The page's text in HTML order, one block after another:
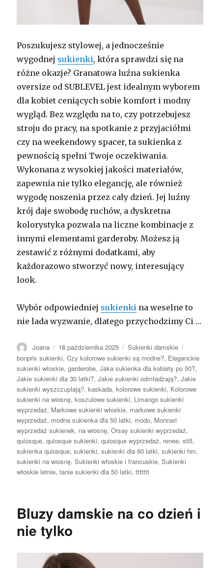
Poszukujesz stylowej, a jednocześnie
wygodnej sukienki, która sprawdzi się na
różne okazje? Granatowa luźna sukienka
oversize od SUBLEVEL jest idealnym wyborem
dla kobiet ceniących sobie komfort i modny
wygląd. Bez względu na to, czy potrzebujesz
stroju do pracy, na spotkanie z przyjaciółmi
czy na weekendowy spacer, ta sukienka z
pewnością spełni Twoje oczekiwania.
Wykonana z wysokiej jakości materiałów,
zapewnia nie tylko elegancję, ale również
wygodę noszenia przez cały dzień. Jej luźny
krój daje swobodę ruchów, a dyskretna
kolorystyka pozwala na liczne kombinacje z
innymi elementami garderoby. Możesz ją
zestawić z różnymi dodatkami, aby
każdorazowo stworzyć nowy, interesujący
look.
Wybór odpowiedniej sukienki na weselne to
nie lada wyzwanie, dlatego przychodzimy Ci …
Autor
Joana Opublikowano
18 października 2025 Kategorie
Sukienki damskie
bonprix sukienki,Czy kolorowe sukienki są modne?, Eleganckie
sukienki włoskie,garderobe,Jaka sukienka dla kobiety po 50?,
Jakie sukienki dla 30 latki?,Jakie sukienki odmładzają?,Jakie
sukienki wyszczuplają?,kaskada,kolorowe sukienki, Kolorowe
sukienki na wiosnę,koszulowe sukienki, Limango sukienki
wyprzedaż, Markowe sukienki włoskie, markowe sukienki
wyprzedaż, modna sukienka dla 50 latki, modo, Monnari
wyprzedaż sukienek, na wiosnę,Orsay sukienki wyprzedaż,
quiosque,quiosque sukienki,quiosque wyprzedaż, renee,still,
sukienka quiosque,sukienki,sukienki dla 60 latki,sukienki hm,
sukienki na wiosnę,Sukienki włoskie i francuskie,Sukienki
włoskie letnie,tanie sukienki dla 50 latki,ttttttt
Bluzy damskie na co dzień i
nie tylko